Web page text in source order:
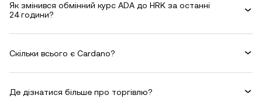
Як змінився обмінний курс ADA до HRK за останні
24 години?
Скільки всього є Cardano?
Де дізнатися більше про торгівлю?